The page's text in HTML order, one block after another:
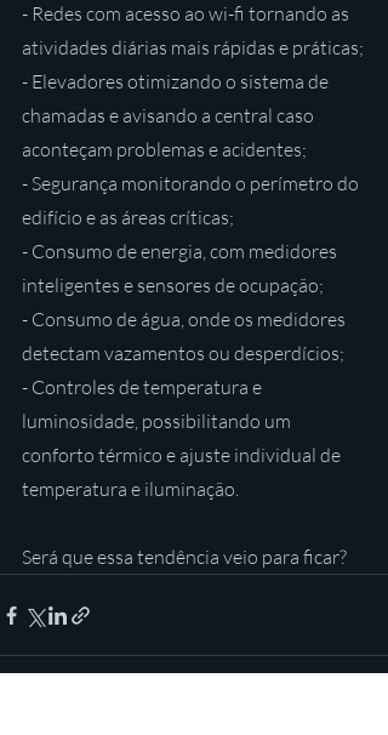
- Redes com acesso ao wi-fi tornando as
atividades diárias mais rápidas e práticas;
- Elevadores otimizando o sistema de
chamadas e avisando a central caso
aconteçam problemas e acidentes;
- Segurança monitorando o perímetro do
edifício e as áreas críticas;
- Consumo de energia, com medidores
inteligentes e sensores de ocupação;
- Consumo de água, onde os medidores
detectam vazamentos ou desperdícios;
- Controles de temperatura e
luminosidade, possibilitando um
conforto térmico e ajuste individual de
temperatura e iluminação.
Será que essa tendência veio para ficar?